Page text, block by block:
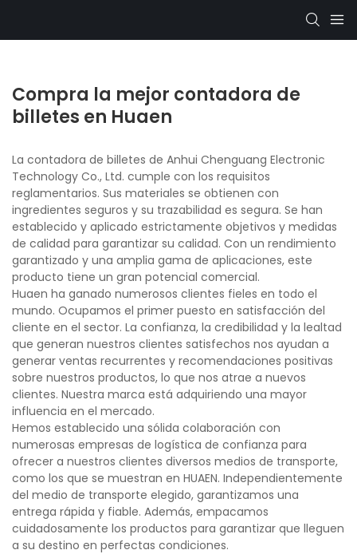
Compra la mejor contadora de
billetes en Huaen
La contadora de billetes de Anhui Chenguang Electronic
Technology Co., Ltd. cumple con los requisitos
reglamentarios. Sus materiales se obtienen con
ingredientes seguros y su trazabilidad es segura. Se han
establecido y aplicado estrictamente objetivos y medidas
de calidad para garantizar su calidad. Con un rendimiento
garantizado y una amplia gama de aplicaciones, este
producto tiene un gran potencial comercial.
Huaen ha ganado numerosos clientes fieles en todo el
mundo. Ocupamos el primer puesto en satisfacción del
cliente en el sector. La confianza, la credibilidad y la lealtad
que generan nuestros clientes satisfechos nos ayudan a
generar ventas recurrentes y recomendaciones positivas
sobre nuestros productos, lo que nos atrae a nuevos
clientes. Nuestra marca está adquiriendo una mayor
influencia en el mercado.
Hemos establecido una sólida colaboración con
numerosas empresas de logística de confianza para
ofrecer a nuestros clientes diversos medios de transporte,
como los que se muestran en HUAEN. Independientemente
del medio de transporte elegido, garantizamos una
entrega rápida y fiable. Además, empacamos
cuidadosamente los productos para garantizar que lleguen
a su destino en perfectas condiciones.